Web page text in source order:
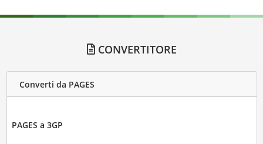
CONVERTITORE
Converti da PAGES
PAGES a 3GP